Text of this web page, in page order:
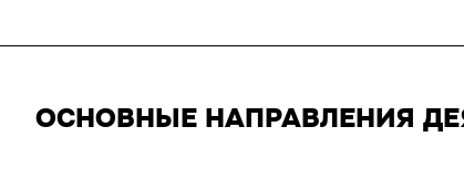
ОСНОВНЫЕ НАПРАВЛЕНИЯ